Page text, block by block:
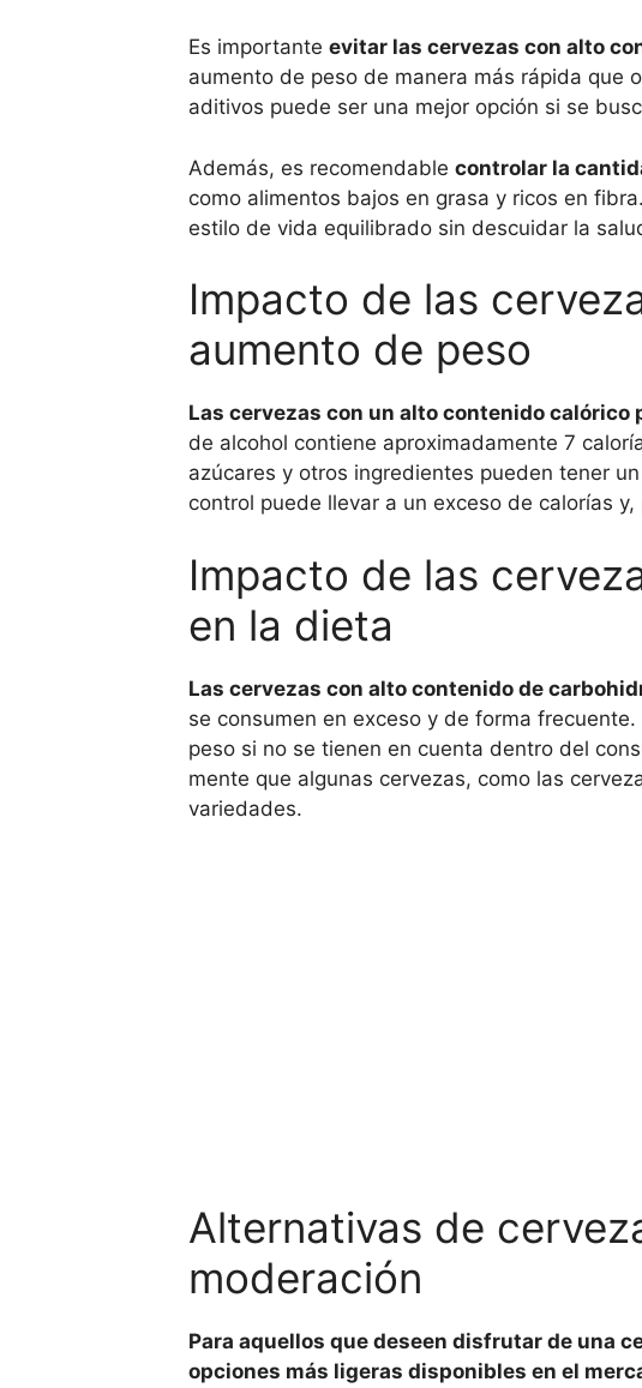
Es importante evitar las cervezas con alto
aumento de peso de manera más rápida que
aditivos puede ser una mejor opción si se
Además, es recomendable controlar la
como alimentos bajos en grasa y ricos en
estilo de vida equilibrado sin descuidar la
Impacto de las
aumento de peso
Las cervezas con un alto contenido
de alcohol contiene aproximadamente 7
azúcares y otros ingredientes pueden tener
control puede llevar a un exceso de calorías
Impacto de las
en la dieta
Las cervezas con alto contenido de
se consumen en exceso y de forma
peso si no se tienen en cuenta dentro del
mente que algunas cervezas, como las
variedades.
Alternativas de
moderación
Para aquellos que deseen disfrutar de una
opciones más ligeras disponibles en el